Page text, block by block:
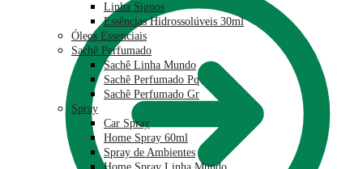
Linha Signos
Essências Hidrossolúveis 30ml
Óleos Essenciais
Sachê Perfumado
Sachê Linha Mundo
Sachê Perfumado Pq
Sachê Perfumado Gr
Spray
Car Spray
Home Spray 60ml
Spray de Ambientes